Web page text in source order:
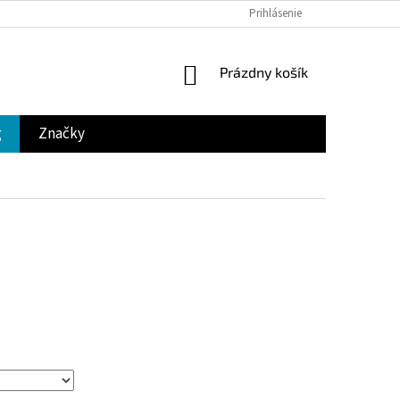
Prihlásenie
NÁKUPNÝ
Prázdny košík
Značky